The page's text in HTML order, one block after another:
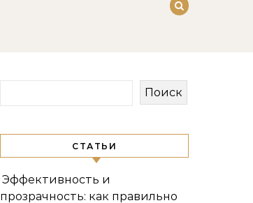
Поиск
СТАТЬИ
Эффективность и
прозрачность: как правильно